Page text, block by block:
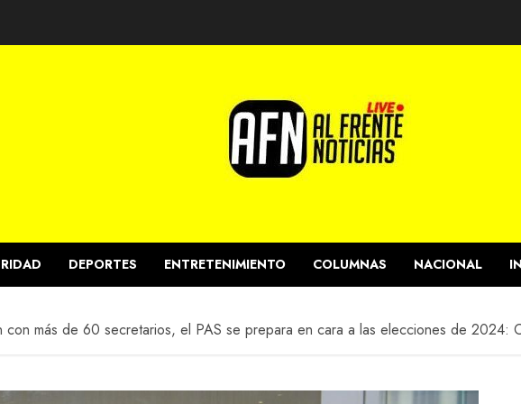
DEPORTES ENTRETENIMIENTO COLUMNAS NACIONAL
con más de 60 secretarios, el PAS se prepara en cara a las elecciones de 2024: